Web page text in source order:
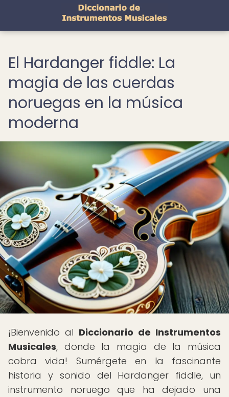
El Hardanger fiddle: La
magia de las cuerdas
noruegas en la música
moderna
¡Bienvenido al Diccionario de Instrumentos
Musicales, donde la magia de la música
cobra vida! Sumérgete en la fascinante
historia y sonido del Hardanger fiddle, un
instrumento noruego que ha dejado una